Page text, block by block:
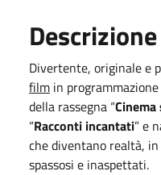
Descrizione
Divertente, originale e
film in
della rassegna “
“Racconti incantati” e
che diventano realtà,
spassosi e inaspettati.